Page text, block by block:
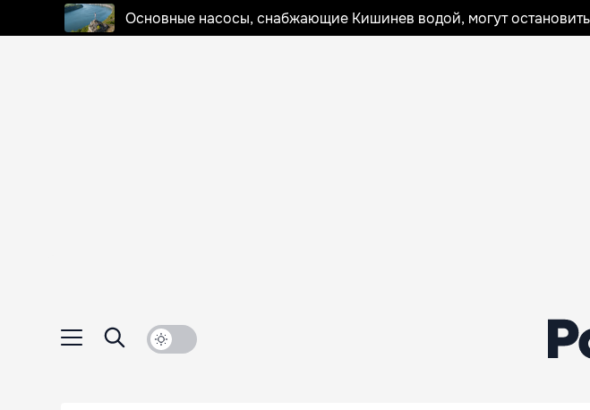
Основные насосы, снабжающие Кишинев водой, могут